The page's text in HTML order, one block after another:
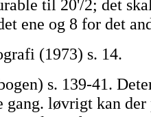
til 20'/2; det
ene og 8 for det
(1973) s. 14.
s. 139-41.
løvrigt kan der